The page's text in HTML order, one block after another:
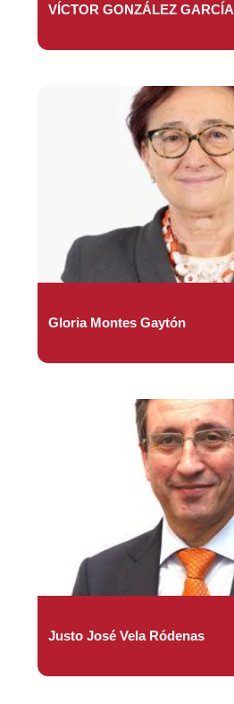
VÍCTOR GONZÁLEZ GARCÍA
Gloria Montes Gaytón
Justo José Vela Ródenas